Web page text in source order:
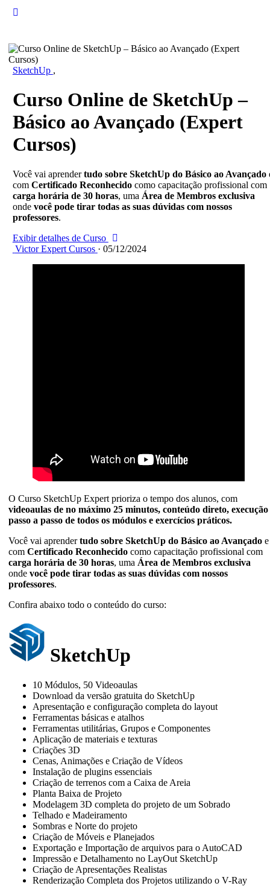
SketchUp ,
Curso Online de SketchUp –
Básico ao Avançado (Expert
Cursos)
Você vai aprendertudo sobre SketchUp do Básico ao Avançado
com Certificado Reconhecidocomo capacitação profissional com
carga horária de 30 horas, uma Área de Membros exclusiva
onde você pode tirar todas as suas dúvidas com nossos
professores.
Exibir detalhes de Curso
Victor Expert Cursos · 05/12/2024
O Curso SketchUp Expert prioriza o tempo dos alunos, com
videoaulas de no máximo 25 minutos, conteúdo direto, execução
passo a passo de todos os módulos e exercícios práticos.
Você vai aprendertudo sobre SketchUp do Básico ao Avançado e
comCertificado Reconhecido como capacitação profissional com
carga horária de 30 horas, uma Área de Membros exclusiva
ondevocê pode tirar todas as suas dúvidas com nossos
professores.
Confira abaixo todo o conteúdo do curso:
SketchUp
10 Módulos, 50 Videoaulas
Download da versão gratuita do SketchUp
Apresentação e configuração completa do layout
Ferramentas básicas e atalhos
Ferramentas utilitárias, Grupos e Componentes
Aplicação de materiais e texturas
Criações 3D
Cenas, Animações e Criação de Vídeos
Instalação de plugins essenciais
Criação de terrenos com a Caixa de Areia
Planta Baixa de Projeto
Modelagem 3D completa do projeto de um Sobrado
Telhado e Madeiramento
Sombras e Norte do projeto
Criação de Móveis e Planejados
Exportação e Importação de arquivos para o AutoCAD
Impressão e Detalhamento no LayOut SketchUp
Criação de Apresentações Realistas
Renderização Completa dos Projetos utilizando o V-Ray